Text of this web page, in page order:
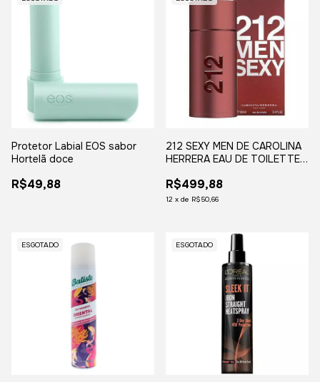
Protetor Labial EOS sabor
Hortelã doce
R$49,88
212 SEXY MEN DE CAROLINA
HERRERA EAU DE TOILETTE
R$499,88
12 x de R$50,66
ESGOTADO ESGOTADO